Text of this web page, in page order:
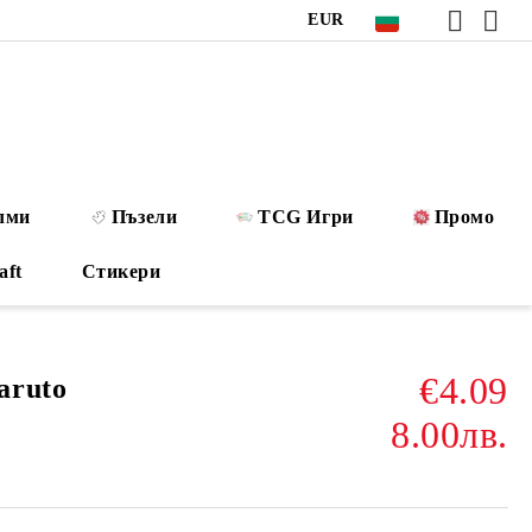
EUR
Пъзели TCG Игри Промо
Стикери
€4.09
8.00лв.